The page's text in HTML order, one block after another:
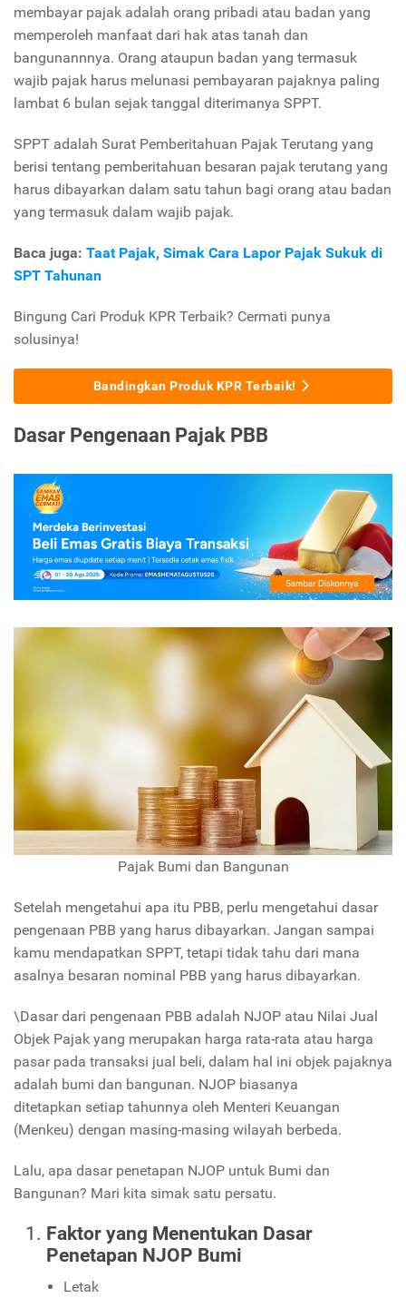
membayar pajak adalah orang pribadi atau badan yang
memperoleh manfaat dari hak atas tanah dan
bangunannnya. Orang ataupun badan yang termasuk
wajib pajak harus melunasi pembayaran pajaknya paling
lambat 6 bulan sejak tanggal diterimanya SPPT.
SPPT adalah Surat Pemberitahuan Pajak Terutang yang
berisi tentang pemberitahuan besaran pajak terutang yang
harus dibayarkan dalam satu tahun bagi orang atau badan
yang termasuk dalam wajib pajak.
Baca juga: Taat Pajak, Simak Cara Lapor Pajak Sukuk di
SPT Tahunan
Bingung Cari Produk KPR Terbaik? Cermati punya
solusinya!
Bandingkan Produk KPR Terbaik!
Dasar Pengenaan Pajak PBB
Pajak Bumi dan Bangunan
Setelah mengetahui apa itu PBB, perlu mengetahui dasar
pengenaan PBB yang harus dibayarkan. Jangan sampai
kamu mendapatkan SPPT, tetapi tidak tahu dari mana
asalnya besaran nominal PBB yang harus dibayarkan.
\Dasar dari pengenaan PBB adalah NJOP atau Nilai Jual
Objek Pajak yang merupakan harga rata-rata atau harga
pasar pada transaksi jual beli, dalam hal ini objek pajaknya
adalah bumi dan bangunan. NJOP biasanya
ditetapkan setiap tahunnya oleh Menteri Keuangan
(Menkeu) dengan masing-masing wilayah berbeda.
Lalu, apa dasar penetapan NJOP untuk Bumi dan
Bangunan? Mari kita simak satu persatu.
Faktor yang Menentukan Dasar
Penetapan NJOP Bumi
Letak